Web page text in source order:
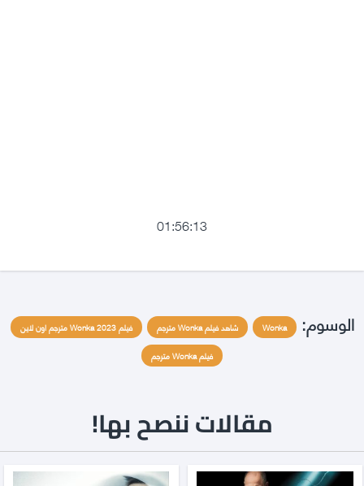
01:56:13
الوسوم: Wonka شاهد فيلم Wonka مترجم
فيلم Wonka 2023 مترجم اون لاين
فيلم Wonka مترجم
مقالات ننصح بها!